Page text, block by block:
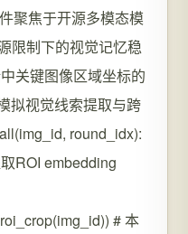
聚焦于开源多模态模
限制下的视觉记忆稳
关键图像区域坐标的
拟视觉线索提取与跨
round_idx):
ROI embedding
# 本